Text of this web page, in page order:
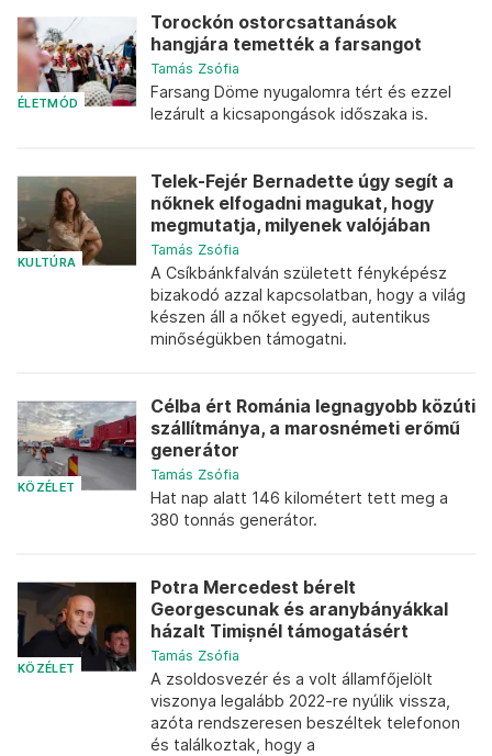
ÉLETMÓD
Torockón ostorcsattanások
hangjára temették a farsangot
Tamás Zsófia
Farsang Döme nyugalomra tért és ezzel
lezárult a kicsapongások időszaka is.
KULTÚRA
Telek-Fejér Bernadette úgy segít a
nőknek elfogadni magukat, hogy
megmutatja, milyenek valójában
Tamás Zsófia
A Csíkbánkfalván született fényképész
bizakodó azzal kapcsolatban, hogy a világ
készen áll a nőket egyedi, autentikus
minőségükben támogatni.
KÖZÉLET
Célba ért Románia legnagyobb közúti
szállítmánya, a marosnémeti erőmű
generátor
Tamás Zsófia
Hat nap alatt 146 kilométert tett meg a
380 tonnás generátor.
KÖZÉLET
Potra Mercedest bérelt
Georgescunak és aranybányákkal
házalt Timișnél támogatásért
Tamás Zsófia
A zsoldosvezér és a volt államfőjelölt
viszonya legalább 2022-re nyúlik vissza,
azóta rendszeresen beszéltek telefonon
és találkoztak, hogy a